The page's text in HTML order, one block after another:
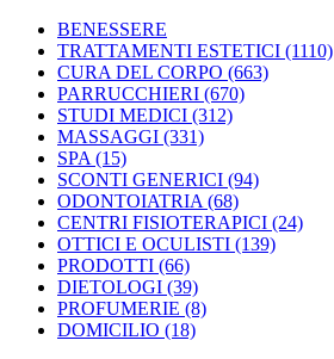
BENESSERE
TRATTAMENTI ESTETICI (1110)
CURA DEL CORPO (663)
PARRUCCHIERI (670)
STUDI MEDICI (312)
MASSAGGI (331)
SPA (15)
SCONTI GENERICI (94)
ODONTOIATRIA (68)
CENTRI FISIOTERAPICI (24)
OTTICI E OCULISTI (139)
PRODOTTI (66)
DIETOLOGI (39)
PROFUMERIE (8)
DOMICILIO (18)